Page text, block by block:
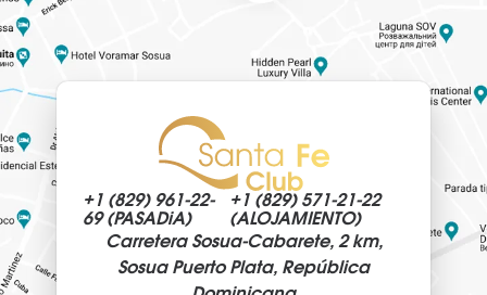
+1 (829) 961-22-
69 (PASADiA)
+1 (829) 571-21-22
(ALOJAMIENTO)
Carretera Sosua-Cabarete, 2 km,
Sosua Puerto Plata, República